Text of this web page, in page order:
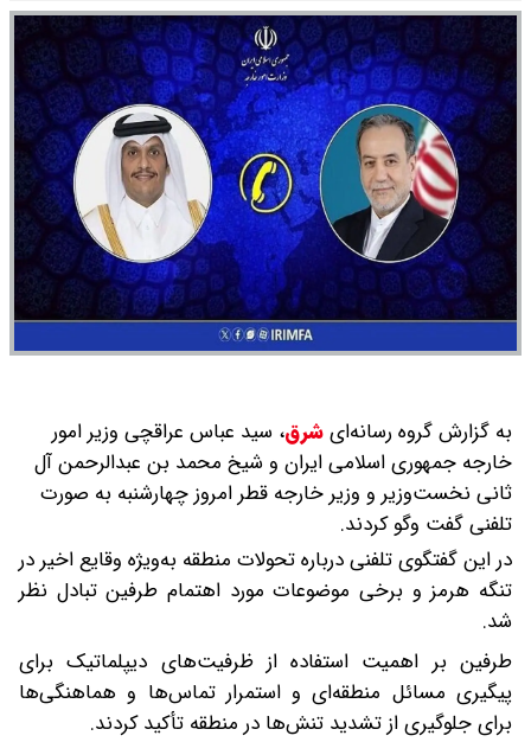
به گزارش گروه رسانه‌ایشرق، سید عباس عراقچی وزیر امور
خارجه جمهوری اسلامی ایران و شیخ محمد بن عبدالرحمن آل
ثانی نخست‌وزیر و وزیر خارجه قطر امروز چهارشنبه به صورت
تلفنی گفت وگو کردند.
در این گفتگوی تلفنی درباره تحولات منطقه به‌ویژه‌ وقایع اخیر در
تنگه هرمز و برخی موضوعات مورد اهتمام طرفین تبادل نظر
شد.
طرفین بر اهمیت استفاده از ظرفیت‌های دیپلماتیک برای
پیگیری مسائل منطقه‌ای و استمرار تماس‌ها و هماهنگی‌ها
برای جلوگیری از تشدید تنش‌ها در منطقه تأکید کردند.